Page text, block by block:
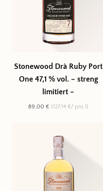
Stonewood Drà Ruby Port
One 47,1 % vol. – streng
limitiert –
89,00 € (127,14 €/ pro l)